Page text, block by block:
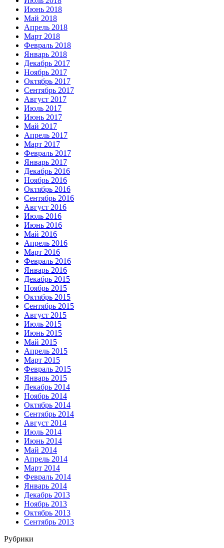
Июнь 2018
Май 2018
Апрель 2018
Март 2018
Февраль 2018
Январь 2018
Декабрь 2017
Ноябрь 2017
Октябрь 2017
Сентябрь 2017
Август 2017
Июль 2017
Июнь 2017
Май 2017
Апрель 2017
Март 2017
Февраль 2017
Январь 2017
Декабрь 2016
Ноябрь 2016
Октябрь 2016
Сентябрь 2016
Август 2016
Июль 2016
Июнь 2016
Май 2016
Апрель 2016
Март 2016
Февраль 2016
Январь 2016
Декабрь 2015
Ноябрь 2015
Октябрь 2015
Сентябрь 2015
Август 2015
Июль 2015
Июнь 2015
Май 2015
Апрель 2015
Март 2015
Февраль 2015
Январь 2015
Декабрь 2014
Ноябрь 2014
Октябрь 2014
Сентябрь 2014
Август 2014
Июль 2014
Июнь 2014
Май 2014
Апрель 2014
Март 2014
Февраль 2014
Январь 2014
Декабрь 2013
Ноябрь 2013
Октябрь 2013
Сентябрь 2013
Рубрики